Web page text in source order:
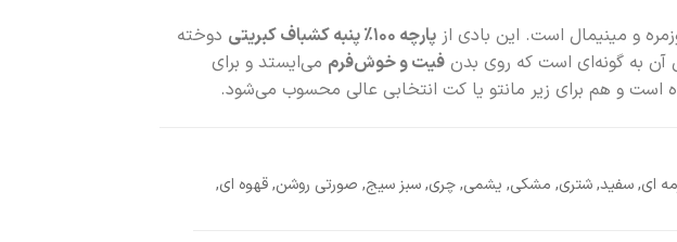
و مینیمال است. این بادی از پارچه ۱۰۰٪ پنبه کشباف کبریتی
دوخته
به گونه‌ای است که روی بدن فیت و خوش‌فرم می‌ایستد و برای
است و هم برای زیر مانتو یا کت انتخابی عالی محسوب می‌شود.
ای, سفید, شتری, مشکی, یشمی, چری, سبز سیج, صورتی روشن, قهوه ای,